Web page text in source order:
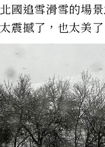
國追雪滑雪的場
震撼了，也太美了